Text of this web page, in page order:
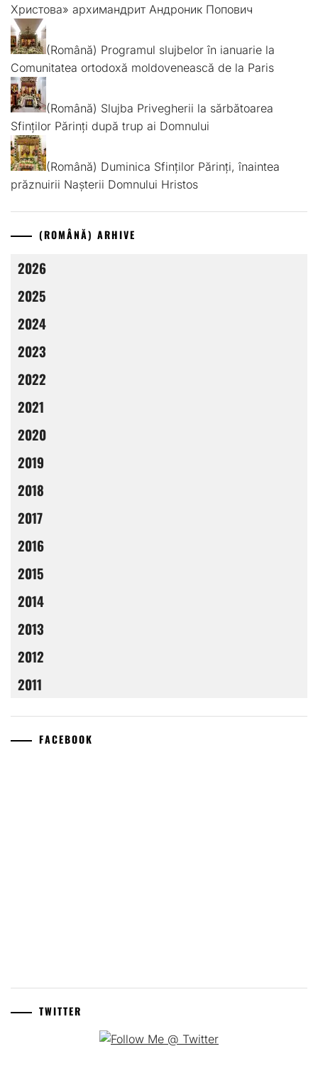
Христова» архимандрит Андроник Попович
(Română) Programul slujbelor în ianuarie la
Comunitatea ortodoxă moldovenească de la Paris
(Română) Slujba Privegherii la sărbătoarea
Sfinților Părinți după trup ai Domnului
(Română) Duminica Sfinților Părinți, înaintea
prăznuirii Nașterii Domnului Hristos
(ROMÂNĂ) ARHIVE
2026
2025
2024
2023
2022
2021
2020
2019
2018
2017
2016
2015
2014
2013
2012
2011
FACEBOOK
TWITTER